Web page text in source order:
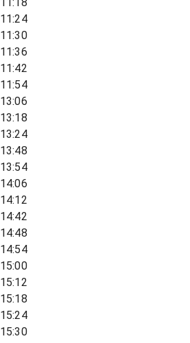
11:24
11:30
11:36
11:42
11:54
13:06
13:18
13:24
13:48
13:54
14:06
14:12
14:42
14:48
14:54
15:00
15:12
15:18
15:24
15:30